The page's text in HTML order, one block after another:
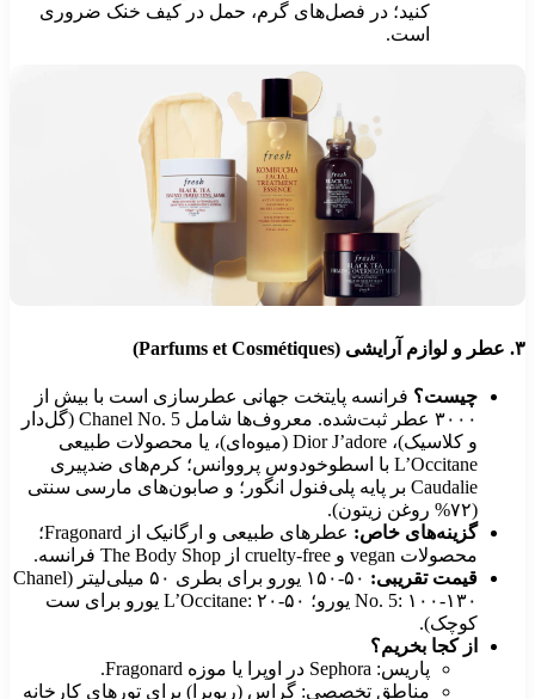
کنید؛ در فصل‌های گرم، حمل در کیف خنک ضروری
است.
عطر و لوازم آرایشی (Parfums et Cosmétiques)
چیست؟فرانسه پایتخت جهانی عطرسازی است با بیش از
۳۰۰۰ عطر ثبت‌شده. معروف‌ها شامل Chanel No. 5 (گل‌دار
و کلاسیک)، Dior J’adore (میوه‌ای)، یا محصولات طبیعی
L’Occitane با اسطوخودوس پرووانس؛ کرم‌های ضدپیری
Caudalie بر پایه پلی‌فنول انگور؛ و صابون‌های مارسی سنتی
گزینه‌های خاص:
عطرهای طبیعی و ارگانیک از Fragonard؛
محصولات vegan و cruelty-free از The Body Shop فرانسه.
قیمت تقریبی:
۵۰-۱۵۰ یورو برای بطری ۵۰ میلی‌لیتر (Chanel
No. 5: ۱۰۰-۱۳۰ یورو؛ L’Occitane: ۲۰-۵۰ یورو برای ست
کوچک).
از کجا بخریم؟
پاریس: Sephora در اوپرا یا موزه Fragonard.
مناطق تخصصی: گراس (ریویرا) برای تورهای کارخانه